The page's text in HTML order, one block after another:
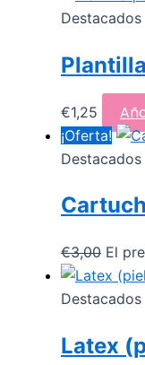
Destacados
€1,25
¡Oferta!
Destacados
€3,00 El
Destacados
Latex